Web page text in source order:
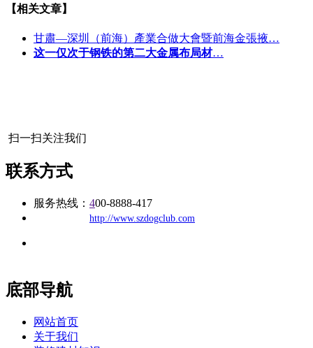
【相关文章】
甘肅—深圳（前海）產業合做大會暨前海金張掖…
这一仅次于钢铁的第二大金属布局材…
扫一扫关注我们
联系方式
服务热线： 400-8888-417
http://www.szdogclub.com
底部导航
网站首页
关于我们